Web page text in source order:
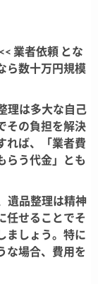
業者依頼 とな
ら数十万円規模
理は多大な自己
その負担を解決
れば、「業者費
らう代金」とも
遺品整理は精神
任せることでそ
ましょう。特に
な場合、費用を